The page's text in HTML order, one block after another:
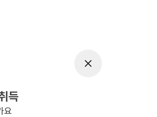
시 00분, 주 2일 근무
득
요